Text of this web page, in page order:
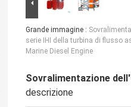
Grande immagine :
serie IHI della turbina di flusso
Marine Diesel Engine
Sovralimentazione
descrizione